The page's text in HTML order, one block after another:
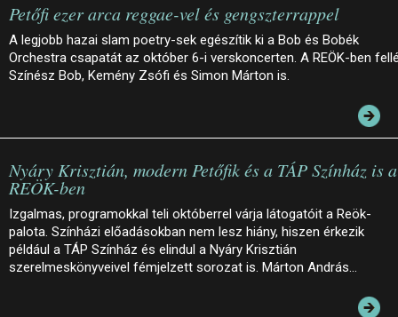
Petőfi ezer arca reggae-vel és gengszterrappel
A legjobb hazai slam poetry-sek egészítik ki a Bob és Bobék
Orchestra csapatát az október 6-i verskoncerten. A REÖK-ben
Színész Bob, Kemény Zsófi és Simon Márton is.
Nyáry Krisztián, modern Petőfik és a TÁP Színház is a
REÖK-ben
Izgalmas, programokkal teli októberrel várja látogatóit a Reök-
palota. Színházi előadásokban nem lesz hiány, hiszen érkezik
például a TÁP Színház és elindul a Nyáry Krisztián
szerelmeskönyveivel fémjelzett sorozat is. Márton András…